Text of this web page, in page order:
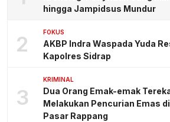
hingga Jampidsus Mundur
2 FOKUS
AKBP Indra Waspada Yuda
Kapolres Sidrap
3
KRIMINAL
Dua Orang Emak-emak
Melakukan Pencurian Emas
Pasar Rappang